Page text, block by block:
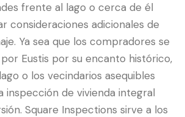
frente al lago o cerca de él
consideraciones adicionales de
Ya sea que los compradores se
Eustis por su encanto histórico,
o los vecindarios asequibles
inspección de vivienda integral
Square Inspections sirve a los